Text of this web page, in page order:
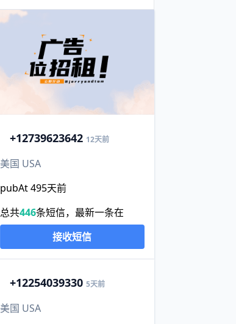
+12739623642 12天前
美国 USA
pubAt 495天前
总共446条短信，最新一条在
接收短信
+12254039330 5天前
美国 USA